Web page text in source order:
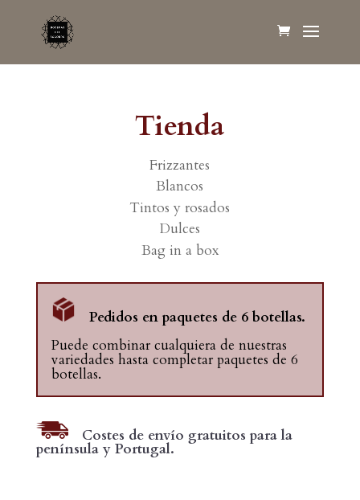
Tienda
Frizzantes
Blancos
Tintos y rosados
Dulces
Bag in a box
Pedidos en paquetes de 6 botellas.
Puede combinar cualquiera de nuestras
variedades hasta completar paquetes de 6
botellas.
Costes de envío gratuitos para la
península y Portugal.